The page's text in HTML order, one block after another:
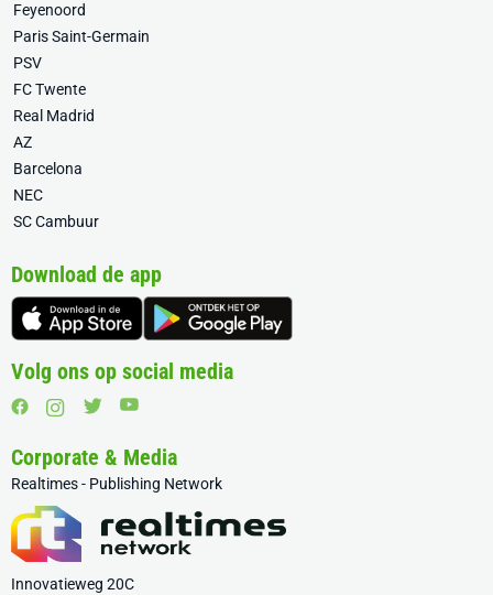
Feyenoord
Paris Saint-Germain
PSV
FC Twente
Real Madrid
AZ
Barcelona
NEC
SC Cambuur
Download de app
Volg ons op social media
Corporate & Media
Realtimes - Publishing Network
Innovatieweg 20C